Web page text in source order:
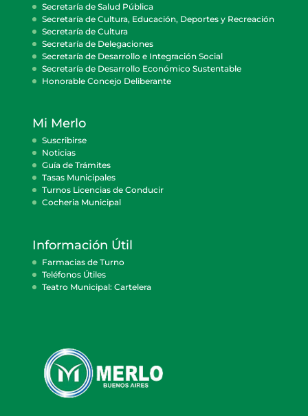
Secretaría de Salud Pública
Secretaría de Cultura, Educación, Deportes y Recreación
Secretaría de Cultura
Secretaría de Delegaciones
Secretaría de Desarrollo e Integración Social
Secretaría de Desarrollo Económico Sustentable
Honorable Concejo Deliberante
Mi Merlo
Suscribirse
Noticias
Guía de Trámites
Tasas Municipales
Turnos Licencias de Conducir
Cocheria Municipal
Información Útil
Farmacias de Turno
Teléfonos Útiles
Teatro Municipal: Cartelera